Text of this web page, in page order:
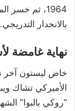
1964، ثم خسر
بالانحدار التدريجي.
نهاية غامضة
الأميركي تشاك
“روكي بالبوا”